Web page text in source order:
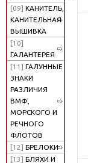
[09] КАНИТЕЛЬ,
КАНИТЕЛЬНАЯ
ВЫШИВКА
[10]
ГАЛАНТЕРЕЯ
[11] ГАЛУННЫЕ
ЗНАКИ
РАЗЛИЧИЯ
ВМФ,
МОРСКОГО И
РЕЧНОГО
ФЛОТОВ
[12] БРЕЛОКИ
[13] БЛЯХИ И